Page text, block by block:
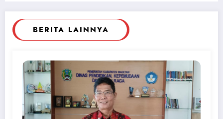
BERITA LAINNYA